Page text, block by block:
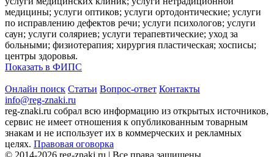
медицины; услуги оптиков; услуги ортодонтические; услуги
по исправлению дефектов речи; услуги психологов; услуги
саун; услуги соляриев; услуги терапевтические; уход за
больными; физиотерапия; хирургия пластическая; хосписы;
центры здоровья.
Показать в ФИПС
Онлайн поиск Статьи Вопрос-ответ Контакты
info@reg-znaki.ru
reg-znaki.ru собрал всю информацию из открытых источников,
сервис не имеет отношения к опубликованным товарным
знакам и не использует их в коммерческих и рекламных
целях. Правовая оговорка
© 2014-2026 reg-znaki.ru | Все права защищены